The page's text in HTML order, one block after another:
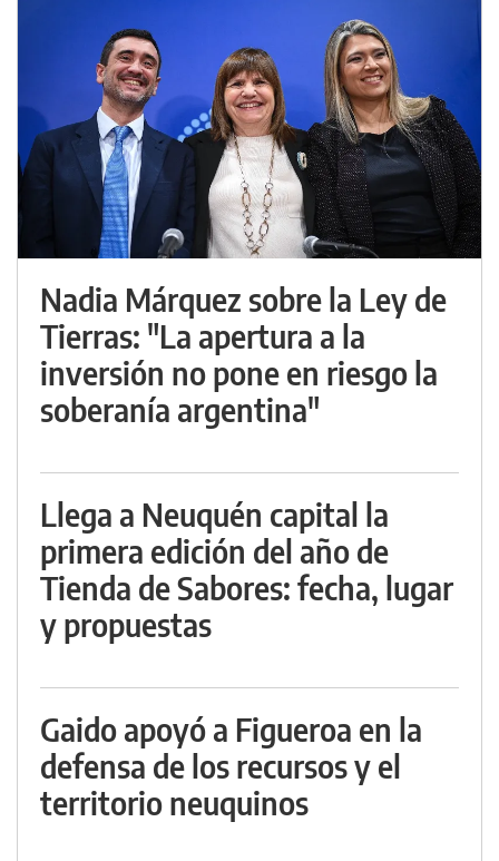
Nadia Márquez sobre la Ley de
Tierras: "La apertura a la
inversión no pone en riesgo la
soberanía argentina"
Llega a Neuquén capital la
primera edición del año de
Tienda de Sabores: fecha, lugar
y propuestas
Gaido apoyó a Figueroa en la
defensa de los recursos y el
territorio neuquinos